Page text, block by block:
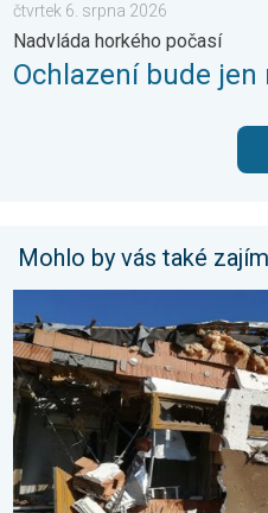
čtvrtek 6. srpna 2026
Nadvláda horkého počasí
Ochlazení bude
Mohlo by vás také